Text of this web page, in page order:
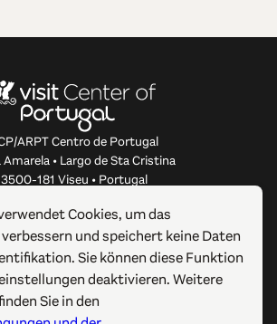
ARPT Centro de Portugal
Amarela • Largo de Sta Cristina
3500-181 Viseu • Portugal
Cookies, um das
und speichert keine Daten
Sie können diese Funktion
deaktivieren. Weitere
Sie in den